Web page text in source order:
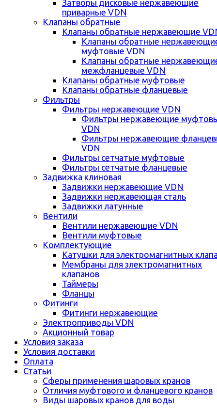
Затворы дисковые нержавеющие
приварные VDN
Клапаны обратные
Клапаны обратные нержавеющие
Клапаны обратные
муфтовые VDN
Клапаны обратные
межфланцевые VDN
Клапаны обратные муфтовые
Клапаны обратные фланцевые
Фильтры
Фильтры нержавеющие VDN
Фильтры нержавеющие
VDN
Фильтры нержавеющие
VDN
Фильтры сетчатые муфтовые
Фильтры сетчатые фланцевые
Задвижка клиновая
Задвижки нержавеющие VDN
Задвижки нержавеющая сталь
Задвижки латунные
Вентили
Вентили нержавеющие VDN
Вентили муфтовые
Комплектующие
Катушки для электромагнитных
Мембраны для электромагнитных
клапанов
Таймеры
Фланцы
Фитинги
Фитинги нержавеющие
Электроприводы VDN
Акционный товар
Условия заказа
Условия доставки
Оплата
Статьи
Сферы применения шаровых кранов
Отличия муфтового и фланцевого кранов
Виды шаровых кранов для воды